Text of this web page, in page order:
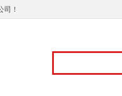
司！